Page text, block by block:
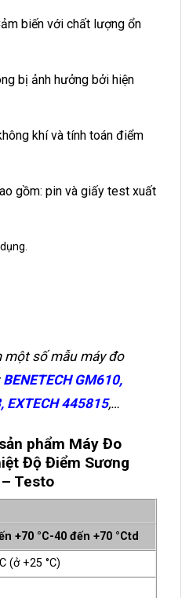
biến với chất lượng ổn
bị ảnh hưởng bởi hiện
khí và tính toán điểm
gồm: pin và giấy test xuất
một số mẫu máy đo
BENETECH GM610,
, EXTECH 445815,…
phẩm Máy Đo
Độ Điểm Sương
Testo
+70 °C-40 đến +70 °Ctd
(ở +25 °C)